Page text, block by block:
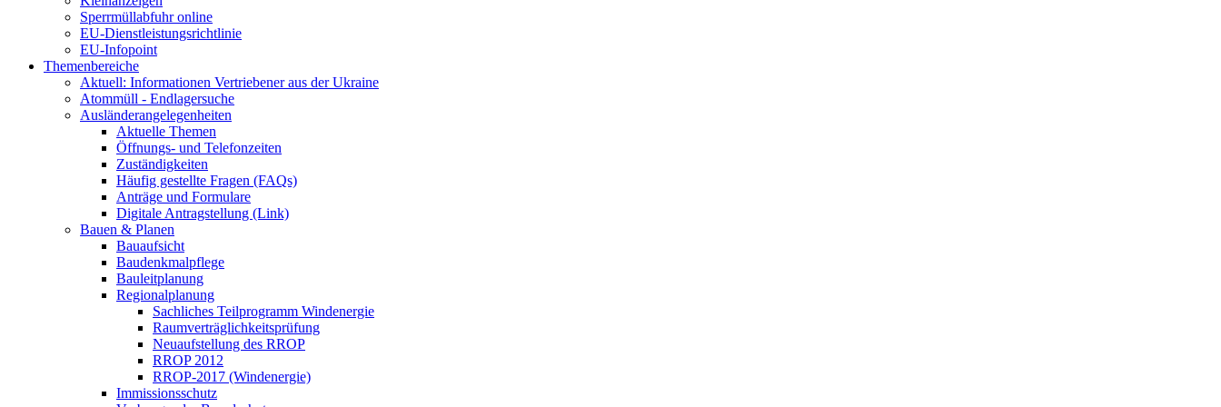
Sperrmüllabfuhr online
EU-Dienstleistungsrichtlinie
EU-Infopoint
Themenbereiche
Aktuell: Informationen Vertriebener aus der Ukraine
Atommüll - Endlagersuche
Ausländerangelegenheiten
Aktuelle Themen
Öffnungs- und Telefonzeiten
Zuständigkeiten
Häufig gestellte Fragen (FAQs)
Anträge und Formulare
Digitale Antragstellung (Link)
Bauen & Planen
Bauaufsicht
Baudenkmalpflege
Bauleitplanung
Regionalplanung
Sachliches Teilprogramm Windenergie
Raumverträglichkeitsprüfung
Neuaufstellung des RROP
RROP 2012
RROP-2017 (Windenergie)
Immissionsschutz